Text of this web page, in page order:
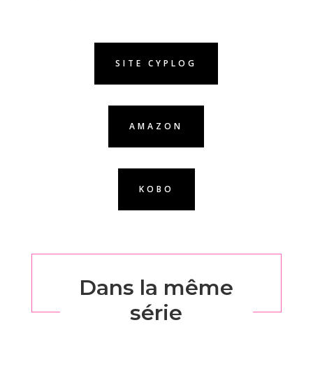
SITE CYPLOG
AMAZON
KOBO
Dans la même
série